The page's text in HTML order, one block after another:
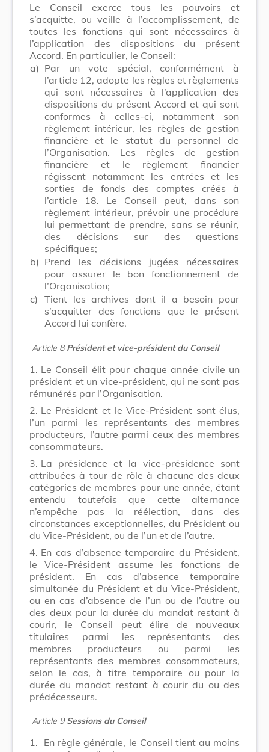
Le Conseil exerce tous les pouvoirs et
s’acquitte, ou veille à l’accomplissement, de
toutes les fonctions qui sont nécessaires à
l’application des dispositions du présent
Accord. En particulier, le Conseil:
a) Par un vote spécial, conformément à
l’article 12, adopte les règles et règlements
qui sont nécessaires à l’application des
dispositions du présent Accord et qui sont
conformes à celles-ci, notamment son
règlement intérieur, les règles de gestion
financière et le statut du personnel de
l’Organisation. Les règles de gestion
financière et le règlement financier
régissent notamment les entrées et les
sorties de fonds des comptes créés à
l’article 18. Le Conseil peut, dans son
règlement intérieur, prévoir une procédure
lui permettant de prendre, sans se réunir,
des décisions sur des questions
spécifiques;
b) Prend les décisions jugées nécessaires
pour assurer le bon fonctionnement de
l’Organisation;
c) Tient les archives dont il a besoin pour
s’acquitter des fonctions que le présent
Accord lui confère.
Article 8 Président et vice-président du Conseil
1. Le Conseil élit pour chaque année civile un
président et un vice-président, qui ne sont pas
rémunérés par l’Organisation.
2. Le Président et le Vice-Président sont élus,
l’un parmi les représentants des membres
producteurs, l’autre parmi ceux des membres
consommateurs.
3. La présidence et la vice-présidence sont
attribuées à tour de rôle à chacune des deux
catégories de membres pour une année, étant
entendu toutefois que cette alternance
n’empêche pas la réélection, dans des
circonstances exceptionnelles, du Président ou
du Vice-Président, ou de l’un et de l’autre.
4. En cas d’absence temporaire du Président,
le Vice-Président assume les fonctions de
président. En cas d’absence temporaire
simultanée du Président et du Vice-Président,
ou en cas d’absence de l’un ou de l’autre ou
des deux pour la durée du mandat restant à
courir, le Conseil peut élire de nouveaux
titulaires parmi les représentants des
membres producteurs ou parmi les
représentants des membres consommateurs,
selon le cas, à titre temporaire ou pour la
durée du mandat restant à courir du ou des
prédécesseurs.
Article 9 Sessions du Conseil
1. En règle générale, le Conseil tient au moins